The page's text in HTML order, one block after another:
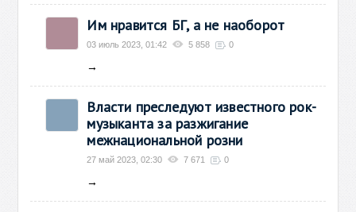
Им нравится БГ, а не наоборот
03 июль 2023, 01:42 5 858 0
→
Власти преследуют известного рок-
музыканта за разжигание
межнациональной розни
27 май 2023, 02:30 7 671 0
→